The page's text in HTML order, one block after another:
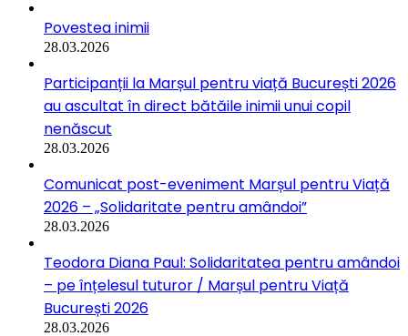
Povestea inimii
28.03.2026
Participanții la Marșul pentru viață București 2026
au ascultat în direct bătăile inimii unui copil
nenăscut
28.03.2026
Comunicat post-eveniment Marșul pentru Viață
2026 – „Solidaritate pentru amândoi”
28.03.2026
Teodora Diana Paul: Solidaritatea pentru amândoi
– pe înțelesul tuturor / Marșul pentru Viață
București 2026
28.03.2026